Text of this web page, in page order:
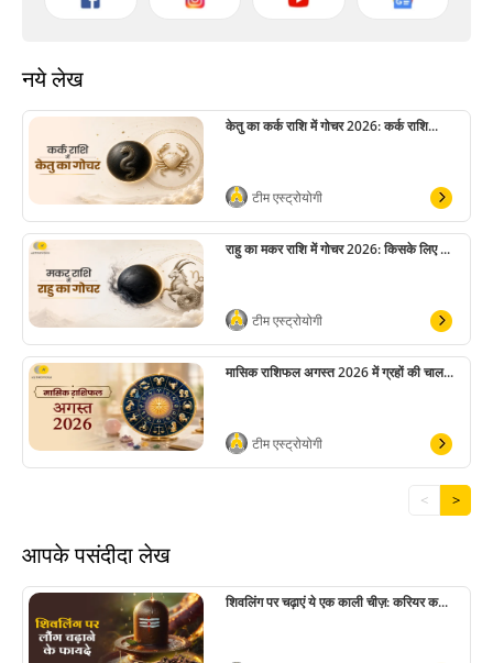
नये लेख
केतु का कर्क राशि में गोचर 2026: कर्क राशि...
टीम एस्ट्रोयोगी
राहु का मकर राशि में गोचर 2026: किसके लिए ...
टीम एस्ट्रोयोगी
मासिक राशिफल अगस्त 2026 में ग्रहों की चाल...
टीम एस्ट्रोयोगी
< >
आपके पसंदीदा लेख
शिवलिंग पर चढ़ाएं ये एक काली चीज़: करियर क...